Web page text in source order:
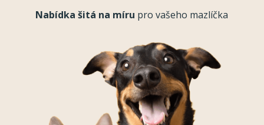
Nabídka šitá na míru pro vašeho mazlíčka